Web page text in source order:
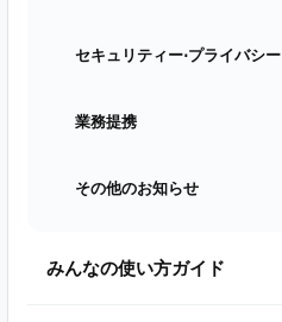
セキュリティー⋅プライバシー
業務提携
その他のお知らせ
みんなの使い方ガイド